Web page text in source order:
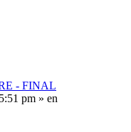
- FINAL
pm » en